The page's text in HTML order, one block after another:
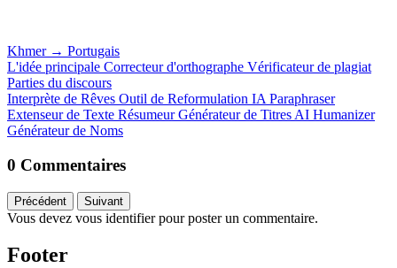
Khmer → Portugais
L'idée principale Correcteur d'orthographe Vérificateur de plagiat
Parties du discours
Interprète de Rêves Outil de Reformulation IA Paraphraser
Extenseur de Texte RésumeurGénérateur de Titres AI Humanizer
Générateur de Noms
0 Commentaires
Précédent Suivant
Vous devez vous identifier pour poster un commentaire.
Footer